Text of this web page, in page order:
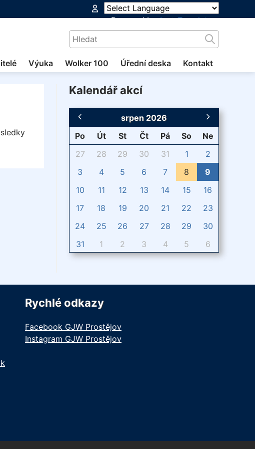
Powered by
Translate
Výuka Wolker 100 Úřední deska Kontakt
Kalendář akcí
srpen 2026
Po
Út St Čt Pá So
Ne
27
28 29 30 31 1
2
3
4 5 6 7 8
9
10
11 12 13 14 15
16
17
18 19 20 21 22
23
24
25 26 27 28 29
30
31
1 2 3 4 5 6
Rychlé odkazy
Facebook GJW Prostějov
Instagram GJW Prostějov